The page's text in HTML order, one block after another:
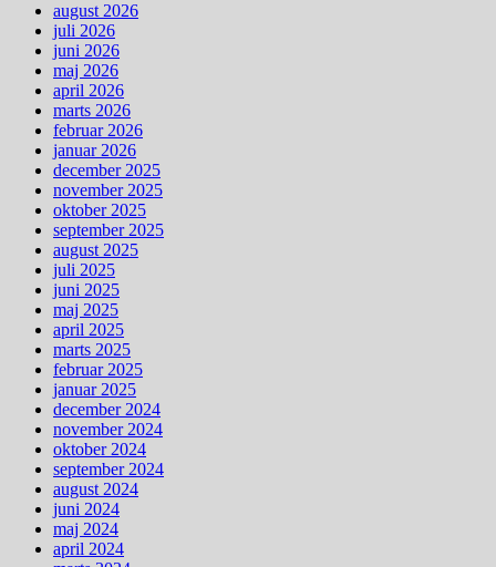
august 2026
juli 2026
juni 2026
maj 2026
april 2026
marts 2026
februar 2026
januar 2026
december 2025
november 2025
oktober 2025
september 2025
august 2025
juli 2025
juni 2025
maj 2025
april 2025
marts 2025
februar 2025
januar 2025
december 2024
november 2024
oktober 2024
september 2024
august 2024
juni 2024
maj 2024
april 2024